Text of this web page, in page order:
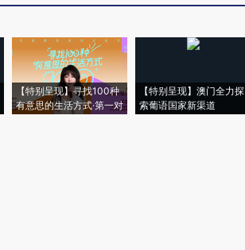
【特别呈现】寻找100种
有意思的生活方式·第一对
【特别呈现】澳门全力探
索葡语国家新渠道